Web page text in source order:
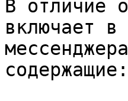
В отличие
включает в
содержащие: